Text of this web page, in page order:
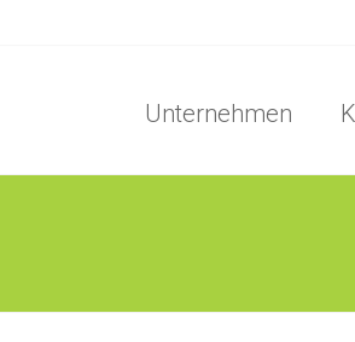
Unternehmen